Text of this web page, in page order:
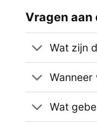
Vragen
Wat zijn
Wat